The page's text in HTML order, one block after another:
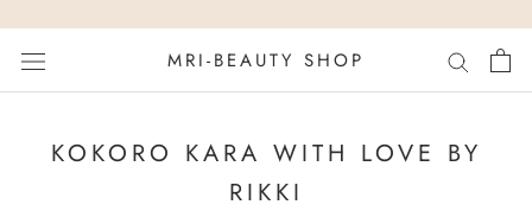
プ
MRI-BEAUTY SHOP
KOKORO KARA WITH LOVE BY
RIKKI